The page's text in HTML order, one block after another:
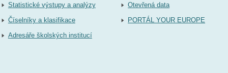
Statistické výstupy a analýzy
Číselníky a klasifikace
Adresáře školských institucí
Otevřená data
PORTÁL YOUR EUROPE